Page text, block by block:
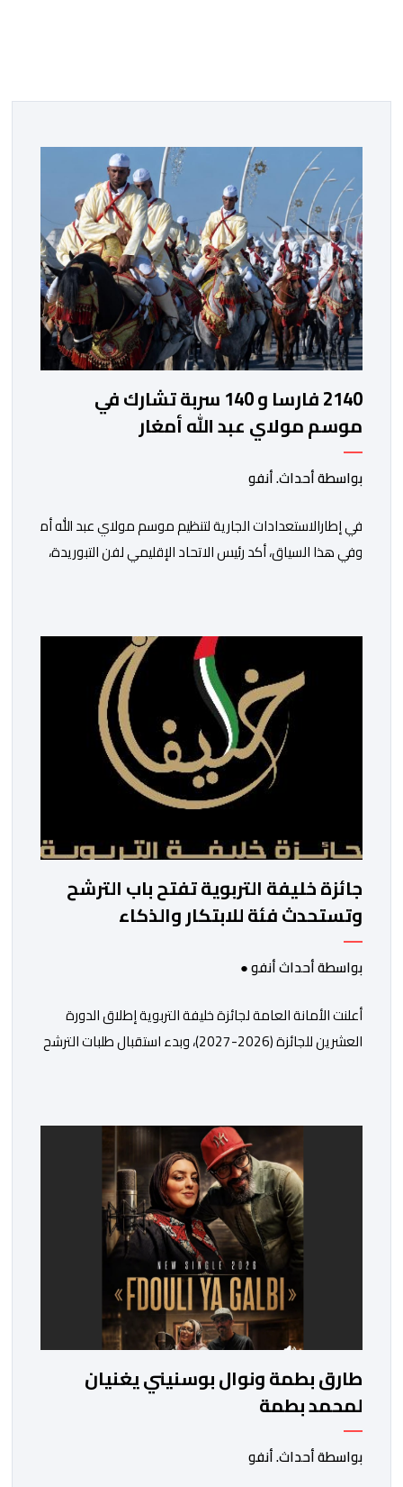
2140 فارسا و 140 سربة تشارك في
موسم مولاي عبد الله أمغار
بواسطة أحداث. أنفو
في إطارالاستعدادات الجارية لتنظيم موسم مولاي عبد الله
وفي هذا السياق، أكد رئيس الاتحاد الإقليمي لفن التبوريدة،
ولم تخل هذه الدورة من مؤشرات إيجابية على مستوى
وتبرز هذه الأرقام الحجم الكبير الذي باتت تعرفه
ومن المرتقب أن تعرف فعاليات الموسم إقبالا جماهيريا
واسعا،في ظل الشغف الكبير الذي يحظى به فن التبوريدة،
جائزة خليفة التربوية تفتح باب الترشح
وتستحدث فئة للابتكار والذكاء
الاصطناعي
بواسطة أحداث أنفو ●
أعلنت الأمانة العامة لجائزة خليفة التربوية إطلاق الدورة
العشرين للجائزة (2026-2027)، وبدء استقبال طلبات الترشح
مرور عشرين عاماً على انطلاق الجائزة، وتشهد للمرة الأولى
استحداث فئة “الابتكار والذكاء الاصطناعي في التعليم”، إلى
طارق بطمة ونوال بوسنيني يغنيان
لمحمد بطمة
بواسطة أحداث. أنفو